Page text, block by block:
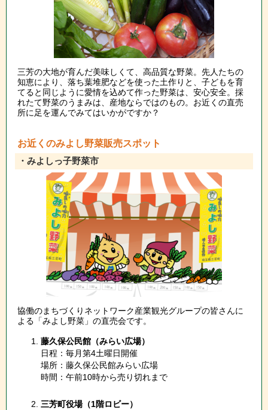
三芳の大地が育んだ美味しくて、高品質な野菜。先人たちの
知恵により、落ち葉堆肥などを使った土作りと、子どもを育
てると同じように愛情を込めて作った野菜は、安心安全。採
れたて野菜のうまみは、産地ならではのもの。お近くの直売
所に足を運んでみてはいかがですか？
お近くのみよし野菜販売スポット
・みよしっ子野菜市
協働のまちづくりネットワーク産業観光グループの皆さんに
よる「みよし野菜」の直売会です。
藤久保公民館（みらい広場）
日程：毎月第4土曜日開催
場所：藤久保公民館みらい広場
時間：午前10時から売り切れまで
三芳町役場（1階ロビー）